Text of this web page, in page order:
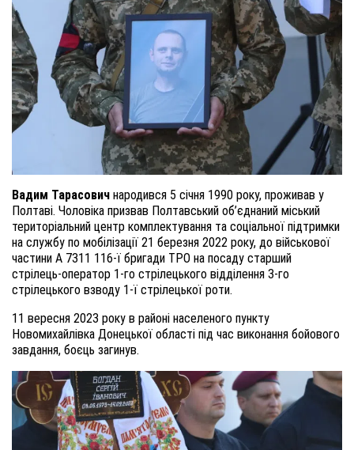
Вадим Тарасович народився 5 січня 1990 року, проживав у
Полтаві. Чоловіка призвав Полтавський об’єднаний міський
територіальний центр комплектування та соціальної підтримки
на службу по мобілізації 21 березня 2022 року, до військової
частини А 7311 116-ї бригади ТРО на посаду старший
стрілець-оператор 1-го стрілецького відділення 3-го
стрілецького взводу 1-ї стрілецької роти.
11 вересня 2023 року в районі населеного пункту
Новомихайлівка Донецької області під час виконання бойового
завдання, боєць загинув.